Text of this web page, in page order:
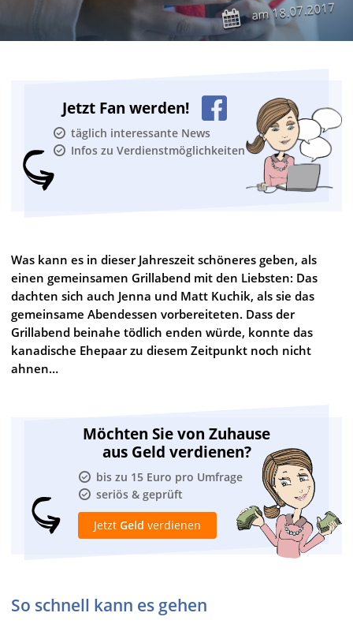
am18.07.2017
Jetzt Fan werden!
täglich interessante News
Infos zu Verdienstmöglichkeiten
Was kann es in dieser Jahreszeit schöneres geben, als
einen gemeinsamen Grillabend mit den Liebsten: Das
dachten sich auch Jenna und Matt Kuchik, als sie das
gemeinsame Abendessen vorbereiteten. Dass der
Grillabend beinahe tödlich enden würde, konnte das
kanadische Ehepaar zu diesem Zeitpunkt noch nicht
ahnen…
Möchten Sie von Zuhause
aus Geld verdienen?
bis zu 15 Euro pro Umfrage
seriös & geprüft
Jetzt Geld verdienen
So schnell kann es gehen